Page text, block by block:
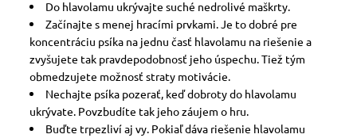
Do hlavolamu ukrývajte suché nedrolivé maškrty.
Začínajte s menej hracími prvkami. Je to dobré pre
koncentráciu psíka na jednu časť hlavolamu na riešenie a
zvyšujete tak pravdepodobnosť jeho úspechu. Tiež tým
obmedzujete možnosť straty motivácie.
Nechajte psíka pozerať, keď dobroty do hlavolamu
ukrývate. Povzbudíte tak jeho záujem o hru.
Buďte trpezliví aj vy. Pokiaľ dáva riešenie hlavolamu